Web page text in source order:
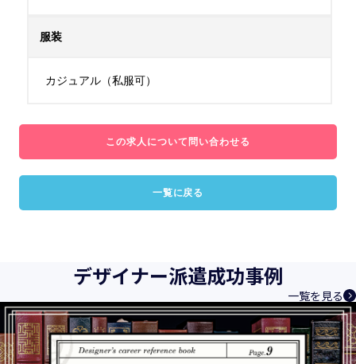
服装
カジュアル（私服可）
この求人について問い合わせる
一覧に戻る
デザイナー派遣成功事例
一覧を見る